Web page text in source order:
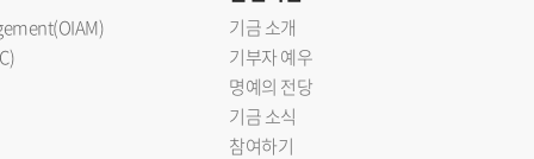
기금 소개
기부자 예우
명예의 전당
기금 소식
참여하기